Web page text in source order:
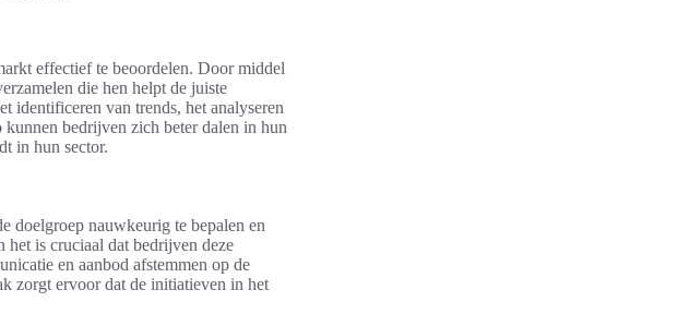
effectief te beoordelen. Door middel
die hen helpt de juiste
identificeren van trends, het analyseren
bedrijven zich beter dalen in hun
in hun sector.
doelgroep nauwkeurig te bepalen en
het is cruciaal dat bedrijven deze
en aanbod afstemmen op de
zorgt ervoor dat de initiatieven in het